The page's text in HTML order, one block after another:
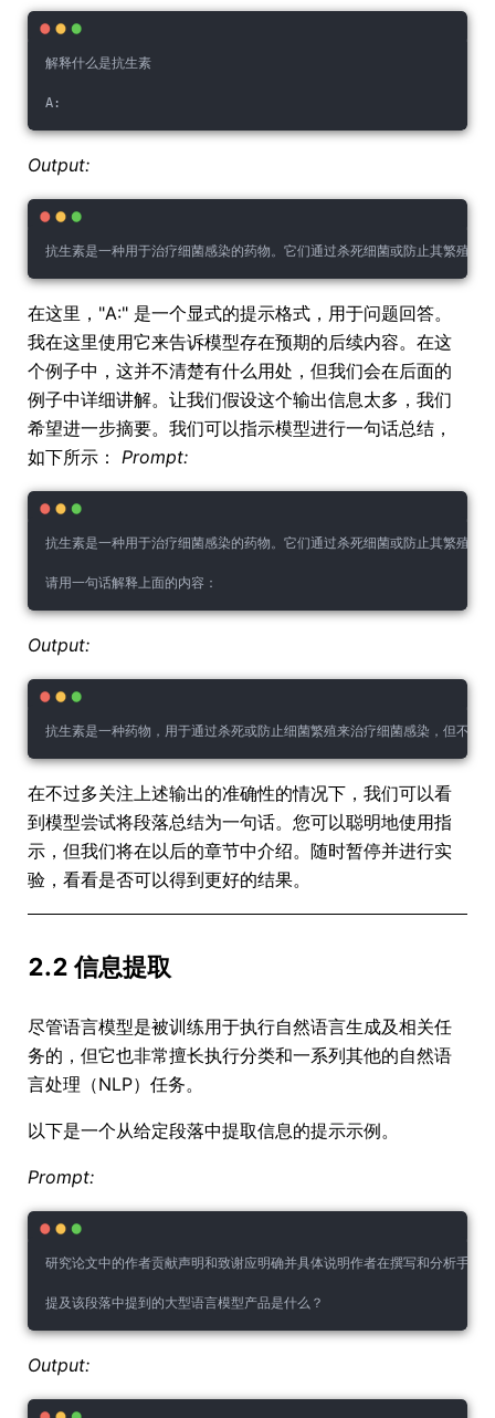
解释什么是抗生素
A:
Output:
抗生素是一种用于治疗细菌感染的药物。它们通过杀死细菌或防止其繁殖
在这里，"A:" 是一个显式的提示格式，用于问题回答。
我在这里使用它来告诉模型存在预期的后续内容。在这
个例子中，这并不清楚有什么用处，但我们会在后面的
例子中详细讲解。让我们假设这个输出信息太多，我们
希望进一步摘要。我们可以指示模型进行一句话总结，
如下所示： Prompt:
抗生素是一种用于治疗细菌感染的药物。它们通过杀死细菌或防止其繁殖
请用一句话解释上面的内容：
Output:
抗生素是一种药物，用于通过杀死或防止细菌繁殖来治疗细菌感染，但不对
在不过多关注上述输出的准确性的情况下，我们可以看
到模型尝试将段落总结为一句话。您可以聪明地使用指
示，但我们将在以后的章节中介绍。随时暂停并进行实
验，看看是否可以得到更好的结果。
2.2 信息提取
尽管语言模型是被训练用于执行自然语言生成及相关任
务的，但它也非常擅长执行分类和一系列其他的自然语
言处理（NLP）任务。
以下是一个从给定段落中提取信息的提示示例。
Prompt:
研究论文中的作者贡献声明和致谢应明确并具体说明作者在撰写和分析手
提及该段落中提到的大型语言模型产品是什么？
Output: